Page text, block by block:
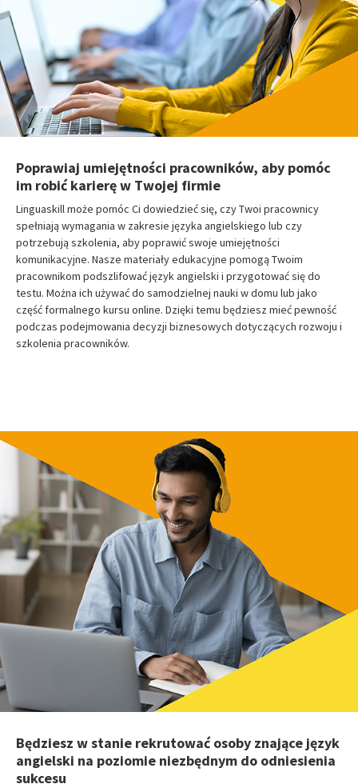
Poprawiaj umiejętności pracowników, aby pomóc
im robić karierę w Twojej firmie
Linguaskill może pomóc Ci dowiedzieć się, czy Twoi pracownicy
spełniają wymagania w zakresie języka angielskiego lub czy
potrzebują szkolenia, aby poprawić swoje umiejętności
komunikacyjne. Nasze materiały edukacyjne pomogą Twoim
pracownikom podszlifować język angielski i przygotować się do
testu. Można ich używać do samodzielnej nauki w domu lub jako
część formalnego kursu online. Dzięki temu będziesz mieć pewność
podczas podejmowania decyzji biznesowych dotyczących rozwoju i
szkolenia pracowników.
Będziesz w stanie rekrutować osoby znające język
angielski na poziomie niezbędnym do odniesienia
sukcesu